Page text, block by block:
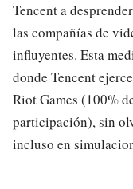
Tencent a
las compañías de
influyentes. Esta
donde Tencent
Riot Games (100%
participación), sin
incluso en